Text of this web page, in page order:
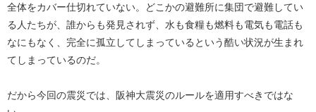
全体をカバー仕切れていない。どこかの避難所に集団で避難してい
る人たちが、誰からも発見されず、水も食糧も燃料も電気も電話も
なにもなく、完全に孤立してしまっているという酷い状況が生まれ
てしまっているのだ。
だから今回の震災では、阪神大震災のルールを適用すべきではな